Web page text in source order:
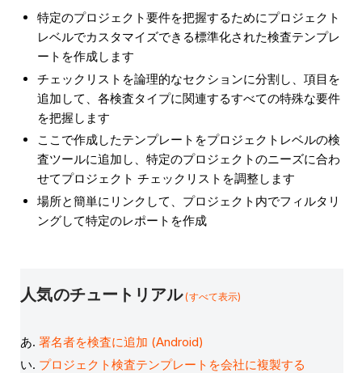
特定のプロジェクト要件を把握するためにプロジェクト
レベルでカスタマイズできる標準化された検査テンプレ
ートを作成します
チェックリストを論理的なセクションに分割し、項目を
追加して、各検査タイプに関連するすべての特殊な要件
を把握します
ここで作成したテンプレートをプロジェクトレベルの検
査ツールに追加し、特定のプロジェクトのニーズに合わ
せてプロジェクト チェックリストを調整します
場所と簡単にリンクして、プロジェクト内でフィルタリ
ングして特定のレポートを作成
人気のチュートリアル(すべて表示)
署名者を検査に追加 (Android)
プロジェクト検査テンプレートを会社に複製する